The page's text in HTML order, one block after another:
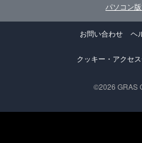
パソコン
お問い合わせ ヘ
クッキー・アクセ
©2026 GRAS